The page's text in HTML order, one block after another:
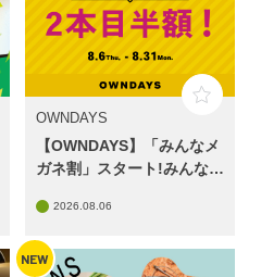
OWNDAYS
【OWNDAYS】「みんなメ
ガネ割」スタート!みんなで
2026.08.06
NEW